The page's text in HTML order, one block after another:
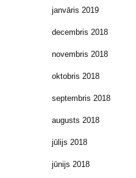
janvāris 2019
decembris 2018
novembris 2018
oktobris 2018
septembris 2018
augusts 2018
jūlijs 2018
jūnijs 2018